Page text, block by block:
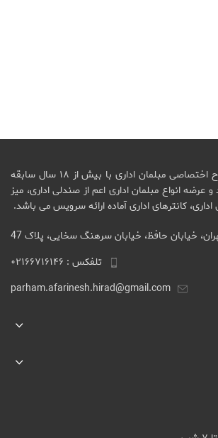
گروه صنعتی هیراد طراح اختصاصی مبلمان اداری با بیش از ۱۸ سال سابقه
عرضه انواع مبلمان اداری اعم از صندلی اداری، میز
کانترهای اداری آماده ارائه سرویس می باشد.
خیابان حافظ، خیابان سرهنگ سخایی، پلاک 47
تلفکس : ۰۲۱۶۶۷۱۶۱۴۶
parham.afarinesh.hirad@gmail.com